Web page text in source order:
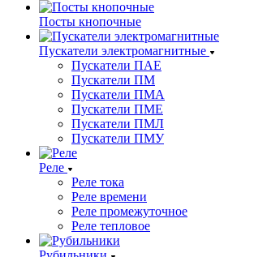
Посты кнопочные
Пускатели электромагнитные
Пускатели ПАЕ
Пускатели ПМ
Пускатели ПМА
Пускатели ПМЕ
Пускатели ПМЛ
Пускатели ПМУ
Реле
Реле тока
Реле времени
Реле промежуточное
Реле тепловое